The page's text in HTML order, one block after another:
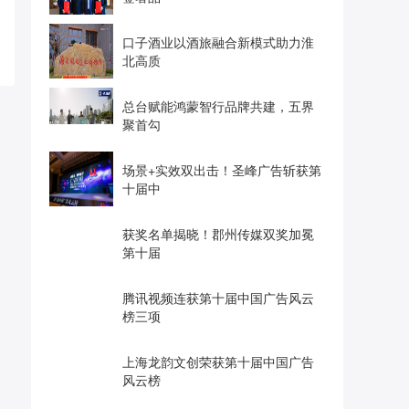
口子酒业以酒旅融合新模式助力淮
北高质
总台赋能鸿蒙智行品牌共建，五界
聚首勾
场景+实效双出击！圣峰广告斩获第
十届中
获奖名单揭晓！郡州传媒双奖加冕
第十届
腾讯视频连获第十届中国广告风云
榜三项
上海龙韵文创荣获第十届中国广告
风云榜